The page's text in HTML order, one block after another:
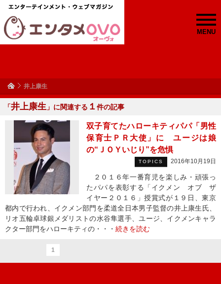
MENU
井上康生
「井上康生 」に関連する １ 件の記事
双子育てたハローキティパパ「男性
保育士ＰＲ大使」に ユージは娘
の“ＪＯＹいじり”を危惧
TOPICS 2016年10月19日
２０１６年一番育児を楽しみ・頑張っ
たパパを表彰する「イクメン オブ ザ
イヤー２０１６」授賞式が１９日、東京
都内で行われ、イクメン部門を柔道全日本男子監督の井上康生氏、
リオ五輪卓球銀メダリストの水谷隼選手、ユージ、イクメンキャラ
クター部門をハローキティの・・・ 続きを読む
1